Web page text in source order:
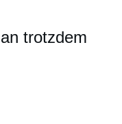
trotzdem